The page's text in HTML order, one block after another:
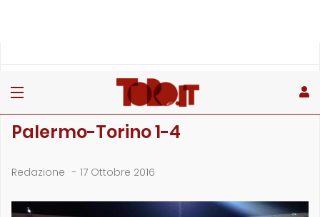
Palermo-Torino 1-4
Redazione - 17 Ottobre 2016